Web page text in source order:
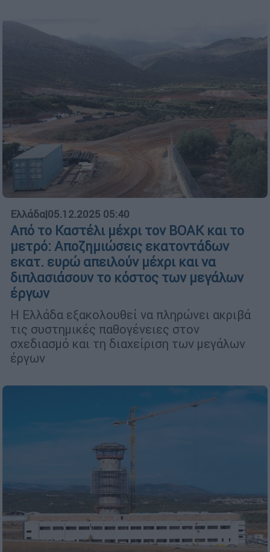
Ελλάδα|05.12.2025 05:40
Από το Καστέλι μέχρι τον ΒΟΑΚ και το
μετρό: Αποζημιώσεις εκατοντάδων
εκατ. ευρώ απειλούν μέχρι και να
διπλασιάσουν το κόστος των μεγάλων
έργων
Η Ελλάδα εξακολουθεί να πληρώνει ακριβά
τις συστημικές παθογένειες στον
σχεδιασμό και τη διαχείριση των μεγάλων
έργων